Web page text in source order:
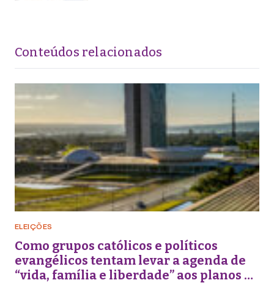
Conteúdos relacionados
ELEIÇÕES
Como grupos católicos e políticos
evangélicos tentam levar a agenda de
“vida, família e liberdade” aos planos de